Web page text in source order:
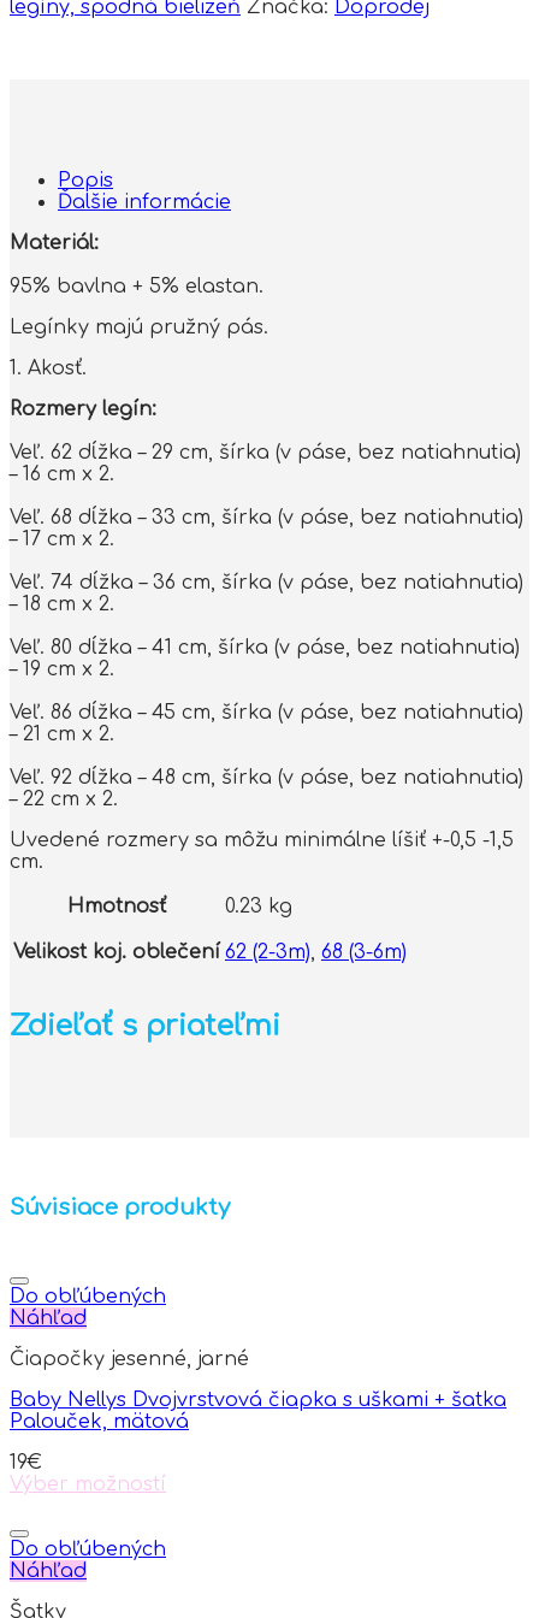
legíny, spodná bielizeň Značka: Doprodej
Popis
Ďalšie informácie
Materiál:
95% bavlna + 5% elastan.
Legínky majú pružný pás.
1. Akosť.
Rozmery legín:
Veľ. 62 dĺžka – 29 cm, šírka (v páse, bez natiahnutia)
– 16 cm x 2.
Veľ. 68 dĺžka – 33 cm, šírka (v páse, bez natiahnutia)
– 17 cm x 2.
Veľ. 74 dĺžka – 36 cm, šírka (v páse, bez natiahnutia)
– 18 cm x 2.
Veľ. 80 dĺžka – 41 cm, šírka (v páse, bez natiahnutia)
– 19 cm x 2.
Veľ. 86 dĺžka – 45 cm, šírka (v páse, bez natiahnutia)
– 21 cm x 2.
Veľ. 92 dĺžka – 48 cm, šírka (v páse, bez natiahnutia)
– 22 cm x 2.
Uvedené rozmery sa môžu minimálne líšiť +-0,5 -1,5
cm.
Hmotnosť 0.23 kg
Velikost koj. oblečení 62 (2-3m), 68 (3-6m)
Zdieľať s priateľmi
Súvisiace produkty
Do obľúbených
Náhľad
Čiapočky jesenné, jarné
Baby Nellys Dvojvrstvová čiapka s uškami + šatka
Palouček, mätová
19€
Výber možností
product
has
multiple
The
Do obľúbených
Náhľad
Šatky